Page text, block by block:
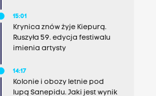
15:01
Krynica znów żyje Kiepurą.
Ruszyła 59. edycja festiwalu
imienia artysty
14:17
Kolonie i obozy letnie pod
lupą Sanepidu. Jaki jest wynik